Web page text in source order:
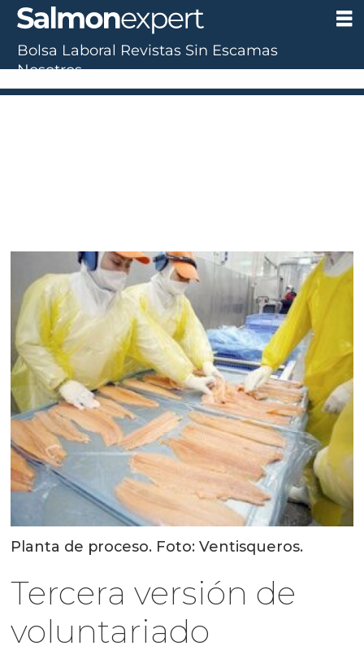
Planta de proceso. Foto: Ventisqueros.
Tercera versión de
voluntariado
Bolsa Laboral Revistas Sin Escamas
Nosotros